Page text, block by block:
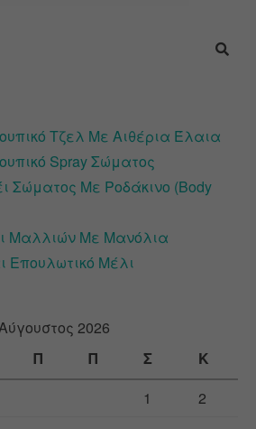
Τζελ Με Αιθέρια Έλαια
Spray Σώματος
Σώματος Με Ροδάκινο (Body
Μαλλιών Με Μανόλια
Επουλωτικό Μέλι
2026
Π Π Σ
Κ
1
2